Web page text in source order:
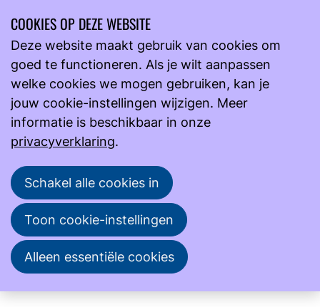
Onderwijs
Locatie van Cursus SAFER in het laboratorium
wo
jun
09:45 - 16:30 NVML
Cursus SAFER in het laboratorium
Deze cursus is helaas geannuleerd wegens
te weinig deelnemers.
COOKIES OP DEZE WEBSITE
Deze website maakt gebruik van cookies om
goed te functioneren. Als je wilt aanpassen
welke cookies we mogen gebruiken, kan je
jouw cookie-instellingen wijzigen. Meer
informatie is beschikbaar in onze
privacyverklaring.
Schakel alle cookies in
Toon cookie-instellingen
Alleen essentiële cookies